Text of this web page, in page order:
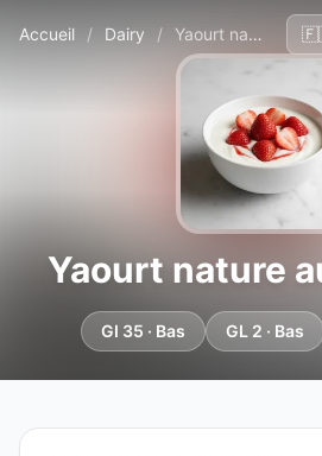
Accueil / Dairy / Yaourt nature aux fraises
Yaourt nature
GI 35 · Bas GL 2 · Bas